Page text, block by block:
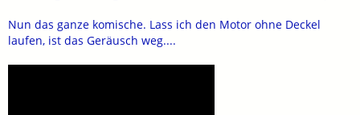
Nun das ganze komische. Lass ich den Motor ohne Deckel
laufen, ist das Geräusch weg....